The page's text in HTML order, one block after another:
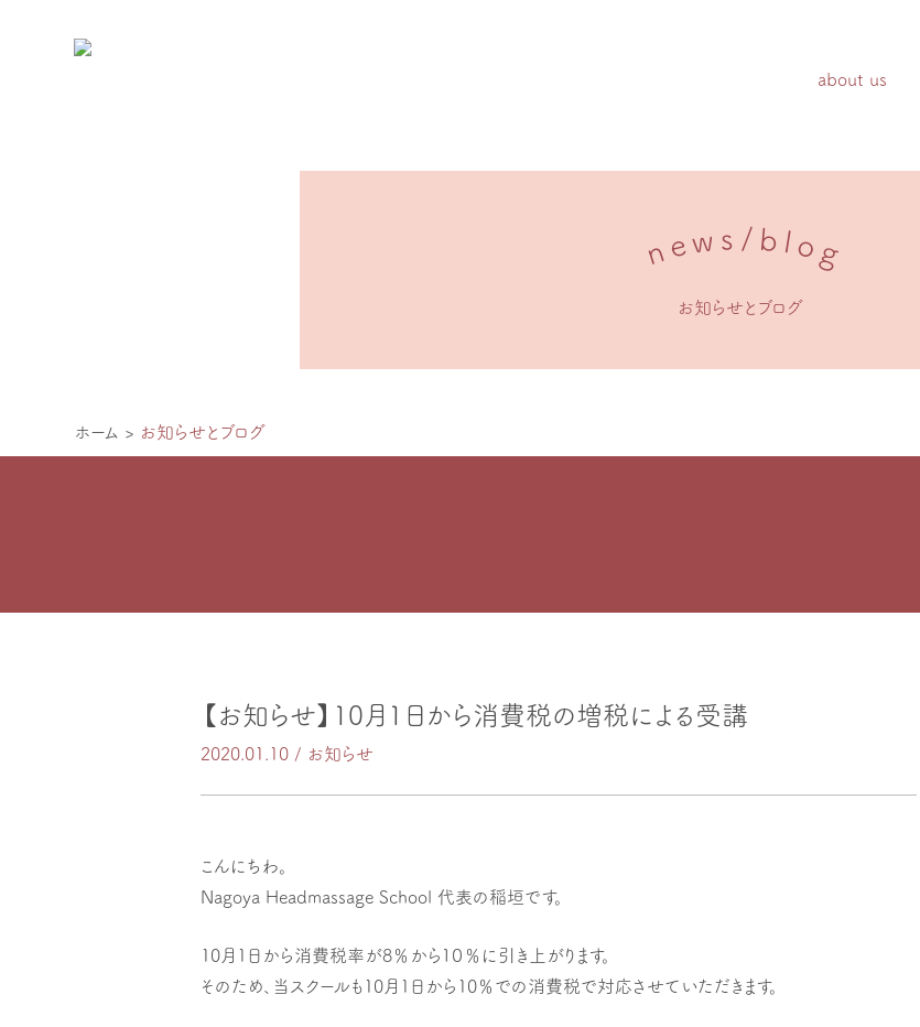
about us
n ew s / b l og
お知らせとブログ
ホーム > お知らせとブログ
【お知らせ】10月1日から消費税の増税による受講
2020.01.10 / お知らせ
こんにちわ。
Nagoya Headmassage School 代表の稲垣です。
10月1日から消費税率が8％から１０％に引き上がります。
そのため、当スクールも10月1日から10％での消費税で対応させていただきます。